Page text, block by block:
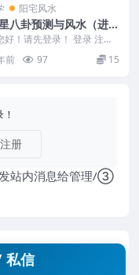
阳宅风水
八卦预测与风水（进阶
集视频
好！请先登录！ 登录 注册
八卦预测与风水（进阶篇）
...
前 97 15
注册
站内消息给管理/③
私信